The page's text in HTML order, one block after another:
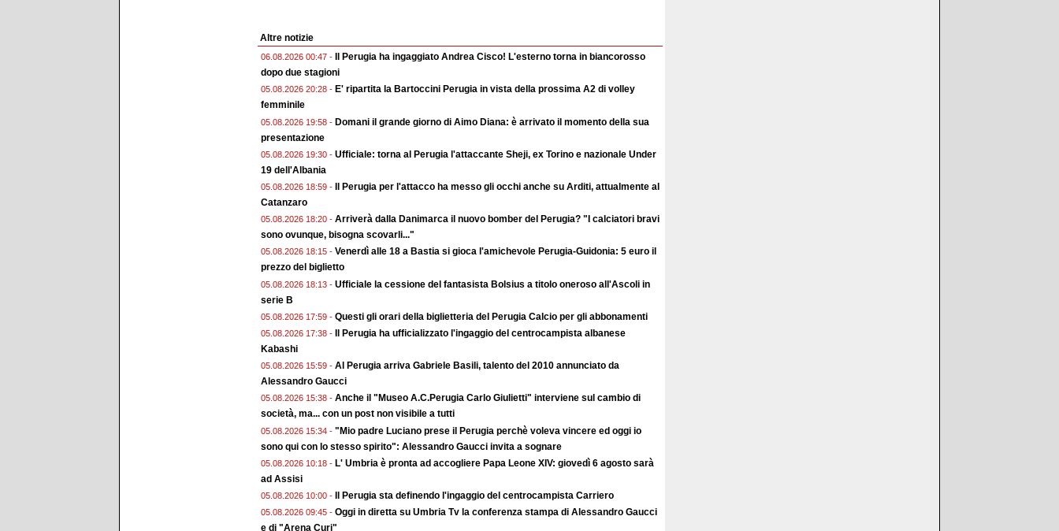
Altre notizie
06.08.2026 00:47 -
Il Perugia ha ingaggiato Andrea Cisco! L'esterno torna in biancorosso
dopo due stagioni
05.08.2026 20:28 - E' ripartita la Bartoccini Perugia in vista della prossima A2 di volley
femminile
05.08.2026 19:58 - Domani il grande giorno di Aimo Diana: è arrivato il momento della sua
presentazione
05.08.2026 19:30 - Ufficiale: torna al Perugia l'attaccante Sheji, ex Torino e nazionale Under
19 dell'Albania
05.08.2026 18:59 -
Il Perugia per l'attacco ha messo gli occhi anche su Arditi, attualmente al
Catanzaro
05.08.2026 18:20 - Arriverà dalla Danimarca il nuovo bomber del Perugia? "I calciatori bravi
sono ovunque, bisogna scovarli..."
05.08.2026 18:15 - Venerdì alle 18 a Bastia si gioca l'amichevole Perugia-Guidonia: 5 euro il
prezzo del biglietto
05.08.2026 18:13 - Ufficiale la cessione del fantasista Bolsius a titolo oneroso all'Ascoli in
serie B
05.08.2026 17:59 - Questi gli orari della biglietteria del Perugia Calcio per gli abbonamenti
05.08.2026 17:38 -
Il Perugia ha ufficializzato l'ingaggio del centrocampista albanese
Kabashi
05.08.2026 15:59 - Al Perugia arriva Gabriele Basili, talento del 2010 annunciato da
Alessandro Gaucci
05.08.2026 15:38 - Anche il "Museo A.C.Perugia Carlo Giulietti" interviene sul cambio di
società, ma... con un post non visibile a tutti
05.08.2026 15:34 - "Mio padre Luciano prese il Perugia perchè voleva vincere ed oggi io
sono qui con lo stesso spirito": Alessandro Gaucci invita a sognare
05.08.2026 10:18 - L' Umbria è pronta ad accogliere Papa Leone XIV: giovedì 6 agosto sarà
ad Assisi
05.08.2026 10:00 - Il Perugia sta definendo l'ingaggio del centrocampista Carriero
05.08.2026 09:45 - Oggi in diretta su Umbria Tv la conferenza stampa di Alessandro Gaucci
e di "Arena Curi"